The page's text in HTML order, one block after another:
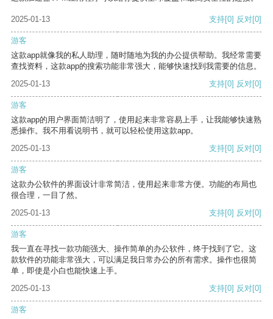
2025-01-13 支持[0] 反对[0]
游客
这款app就像我的私人助理，随时随地为我的办公提供帮助。我经常需要
查找资料，这款app的搜索功能非常强大，能够快速找到我需要的信息。
2025-01-13
支持[0] 反对[0]
游客
这款app的用户界面简洁明了，使用起来非常容易上手，让我能够快速熟
悉操作。我不用看说明书，就可以轻松使用这款app。
2025-01-13
支持[0] 反对[0]
游客
这款办公软件的界面设计非常简洁，使用起来非常方便。功能的布局也
很合理，一目了然。
2025-01-13
支持[0] 反对[0]
游客
我一直在寻找一款功能强大、操作简单的办公软件，终于找到了它。这
款软件的功能非常强大，可以满足我日常办公的所有需求。操作也很简
单，即使是小白也能快速上手。
2025-01-13
支持[0] 反对[0]
游客